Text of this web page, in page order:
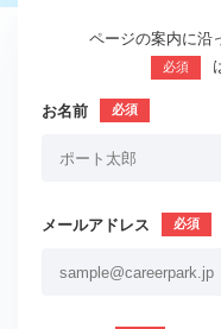
ページの案内に沿
必須
お名前
メールアドレス